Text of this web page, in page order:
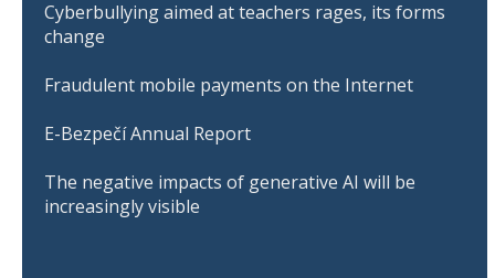
Cyberbullying aimed at teachers rages, its forms
change
Fraudulent mobile payments on the Internet
E-Bezpečí Annual Report
The negative impacts of generative AI will be
increasingly visible